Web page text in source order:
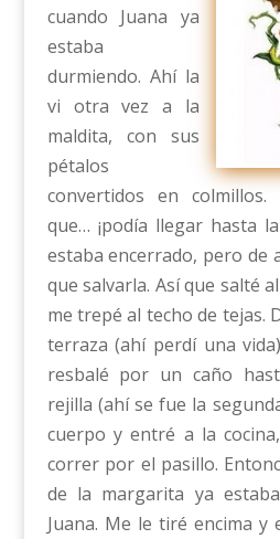
cuando Juana ya
estaba
durmiendo. Ahí la
vi otra vez a la
maldita, con sus
pétalos
convertidos en
que… ¡podía llegar hasta
estaba encerrado, pero de
que salvarla. Así que salté
me trepé al techo de tejas.
terraza (ahí perdí una
resbalé por un caño
rejilla (ahí se fue la
cuerpo y entré a la
correr por el pasillo.
de la margarita ya
Juana. Me le tiré encima y